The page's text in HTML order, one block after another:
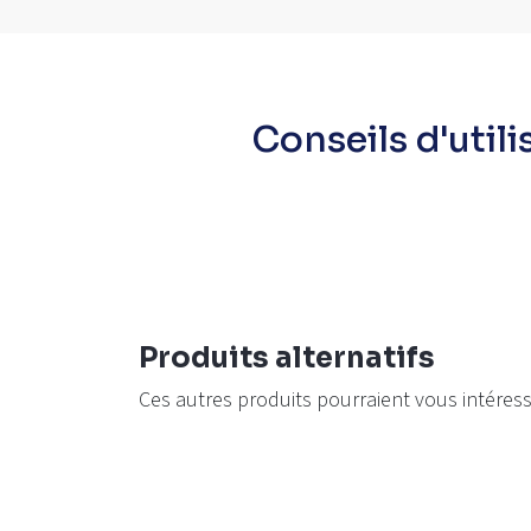
Conseils
Produits alternatifs
Ces autres produits pourraient vous